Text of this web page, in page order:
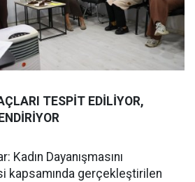
TESPİT EDİLİYOR,
Kadın Dayanışmasını
kapsamında gerçekleştirilen